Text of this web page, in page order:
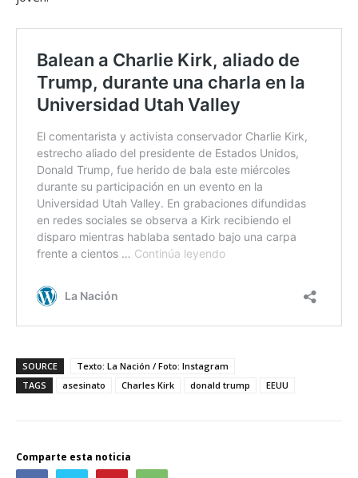
SOURCE
Texto: La Nación / Foto: Instagram
TAGS
asesinato Charles Kirk donald trump EEUU
Comparte esta noticia